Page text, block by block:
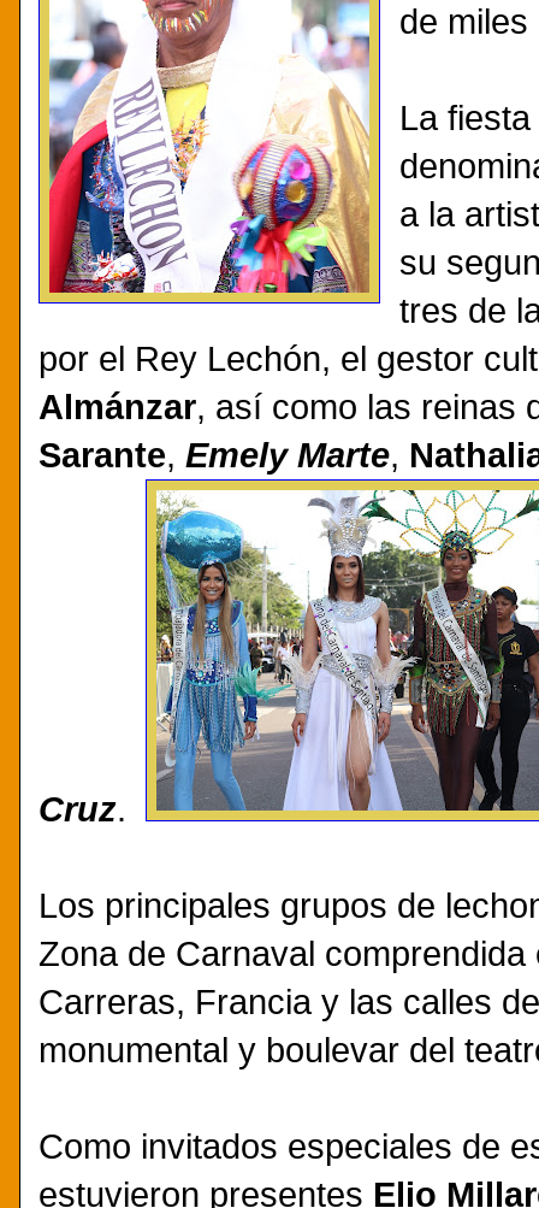
de
La
a la
su
tres de
por el Rey Lechón, el gestor
Almánzar, así como las reinas
Sarante, Emely Marte,
Cruz.
Los principales grupos de
Zona de Carnaval
Carreras, Francia y las calles
monumental y boulevar del
Como invitados especiales de
estuvieron presentes Elio